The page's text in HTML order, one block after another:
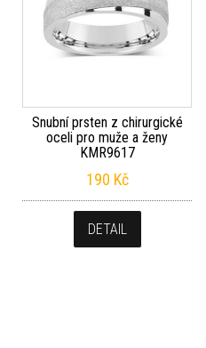
Snubní prsten z chirurgické
oceli pro muže a ženy
KMR9617
190 Kč
DETAIL